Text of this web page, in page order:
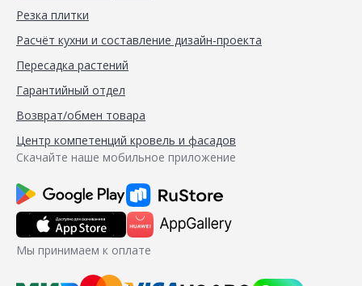
Резка плитки
Расчёт кухни и составление дизайн-проекта
Пересадка растений
Гарантийный отдел
Возврат/обмен товара
Центр компетенций кровель и фасадов
Скачайте наше мобильное приложение
Мы принимаем к оплате